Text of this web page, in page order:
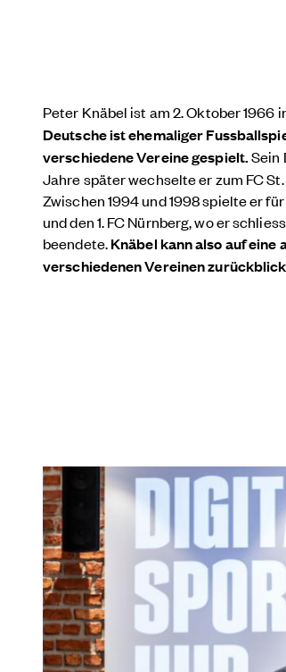
Peter Knäbel ist am 2. Oktober 1966
Deutsche ist ehemaliger
verschiedene Vereine gespielt.Sein
Jahre später wechselte er zum FC
Zwischen 1994 und 1998 spielte er
und den 1. FC Nürnberg, wo er
beendete.Knäbel kann also auf
verschiedenen Vereinen